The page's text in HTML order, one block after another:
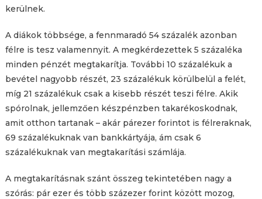
kerülnek.
A diákok többsége, a fennmaradó 54 százalék azonban
félre is tesz valamennyit. A megkérdezettek 5 százaléka
minden pénzét megtakarítja. További 10 százalékuk a
bevétel nagyobb részét, 23 százalékuk körülbelül a felét,
míg 21 százalékuk csak a kisebb részét teszi félre. Akik
spórolnak, jellemzően készpénzben takarékoskodnak,
amit otthon tartanak – akár párezer forintot is félreraknak,
69 százalékuknak van bankkártyája, ám csak 6
százalékuknak van megtakarítási számlája.
A megtakarításnak szánt összeg tekintetében nagy a
szórás: pár ezer és több százezer forint között mozog,